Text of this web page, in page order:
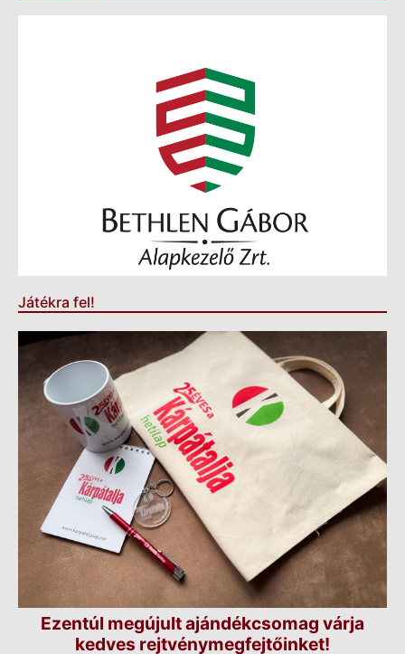
Játékra fel!
Ezentúl megújult ajándékcsomag várja
kedves rejtvénymegfejtőinket!